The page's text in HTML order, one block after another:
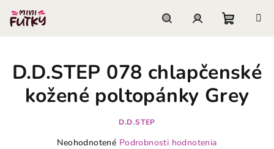
obsah
košík
D.D.STEP 078 chlapčenské
kožené poltopánky Grey
D.D.STEP
Priemerné
Neohodnotené Podrobnosti hodnotenia